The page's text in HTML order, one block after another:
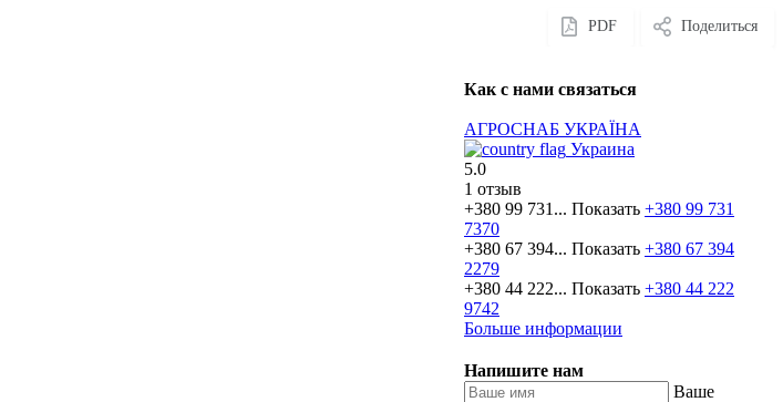
PDF Поделиться
Как с нами связаться
АГРОСНАБ УКРАЇНА
Украина
5.0
1 отзыв
+380 99 731... Показать +380 99 731
7370
+380 67 394... Показать +380 67 394
2279
+380 44 222... Показать +380 44 222
9742
Больше информации
Напишите нам
Ваше